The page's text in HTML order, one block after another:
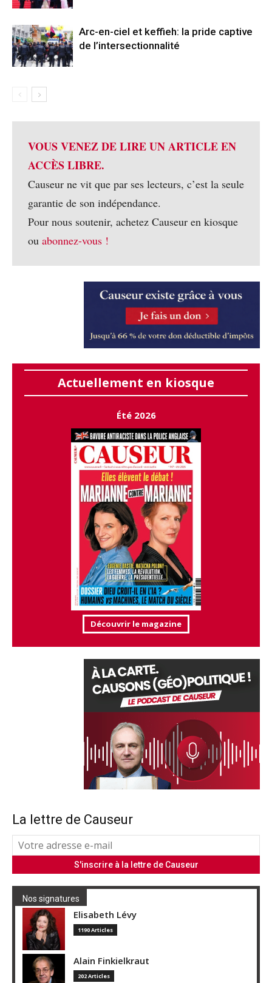
Arc-en-ciel et keffieh: la pride captive
de l’intersectionnalité
VOUS VENEZ DE LIRE UN ARTICLE EN
ACCÈS LIBRE.
Causeur ne vit que par ses lecteurs, c’est la seule
garantie de son indépendance.
Pour nous soutenir, achetez Causeur en kiosque
ou abonnez-vous !
Actuellement en kiosque
Été 2026
Découvrir le magazine
La lettre de Causeur
Nos signatures
Elisabeth Lévy
1190 Articles
Alain Finkielkraut
202 Articles